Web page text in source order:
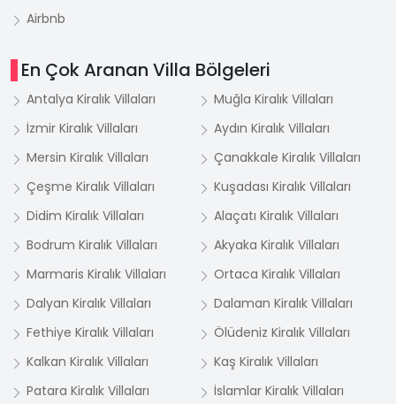
Airbnb
En Çok Aranan Villa Bölgeleri
Antalya Kiralık Villaları
Muğla Kiralık Villaları
İzmir Kiralık Villaları
Aydın Kiralık Villaları
Mersin Kiralık Villaları
Çanakkale Kiralık Villaları
Çeşme Kiralık Villaları
Kuşadası Kiralık Villaları
Didim Kiralık Villaları
Alaçatı Kiralık Villaları
Bodrum Kiralık Villaları
Akyaka Kiralık Villaları
Marmaris Kiralık Villaları
Ortaca Kiralık Villaları
Dalyan Kiralık Villaları
Dalaman Kiralık Villaları
Fethiye Kiralık Villaları
Ölüdeniz Kiralık Villaları
Kalkan Kiralık Villaları
Kaş Kiralık Villaları
Patara Kiralık Villaları
İslamlar Kiralık Villaları